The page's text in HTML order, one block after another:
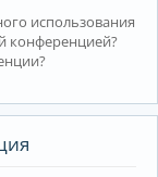
использования
конференцией?